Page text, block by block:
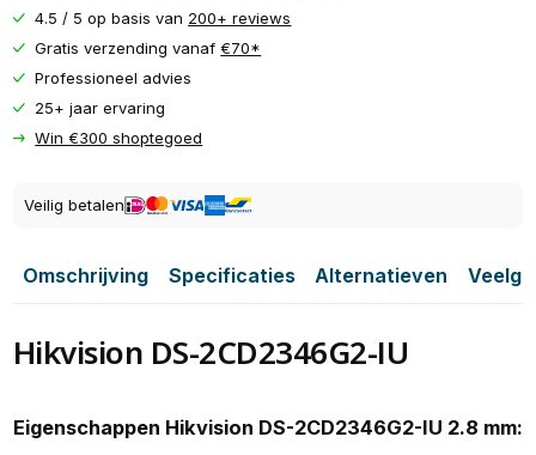
4.5 / 5 op basis van 200+ reviews
Gratis verzending vanaf€70*
Professioneel advies
25+ jaar ervaring
Win €300 shoptegoed
Veilig betalen
Omschrijving Specificaties Alternatieven
Hikvision DS-2CD2346G2-IU
Eigenschappen Hikvision DS-2CD2346G2-IU 2.8 mm: